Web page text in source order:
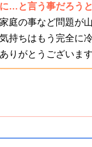
…と言う事だろう
庭の事など問題が
持ちはもう完全に
りがとうございま